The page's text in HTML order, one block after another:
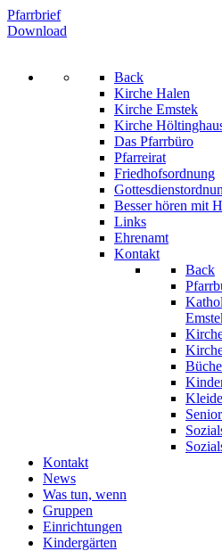
Pfarrbrief
Download
Back
Kirche Halen
Kirche Emstek
Kirche
Das Pfarrbüro
Pfarreirat
Friedhofsordnung
Besser hören mit
Links
Ehrenamt
Kontakt
Back
Kontakt
News
Was tun, wenn
Gruppen
Einrichtungen
Kindergärten